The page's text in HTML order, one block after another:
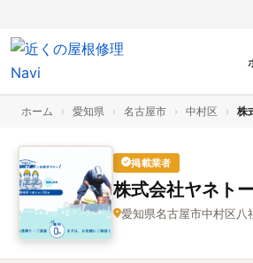
ホーム › 愛知県 › 名古屋市 › 中村区 › 株
掲載業者
株式会社ヤネトー
愛知県名古屋市中村区八